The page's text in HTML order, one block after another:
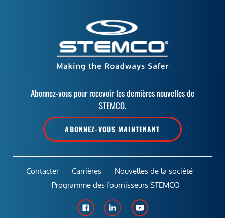
Abonnez-vous pour recevoir les dernières nouvelles de
STEMCO.
ABONNEZ-VOUS MAINTENANT
Contacter Carrières
Nouvelles de la société
Programme des fournisseurs STEMCO